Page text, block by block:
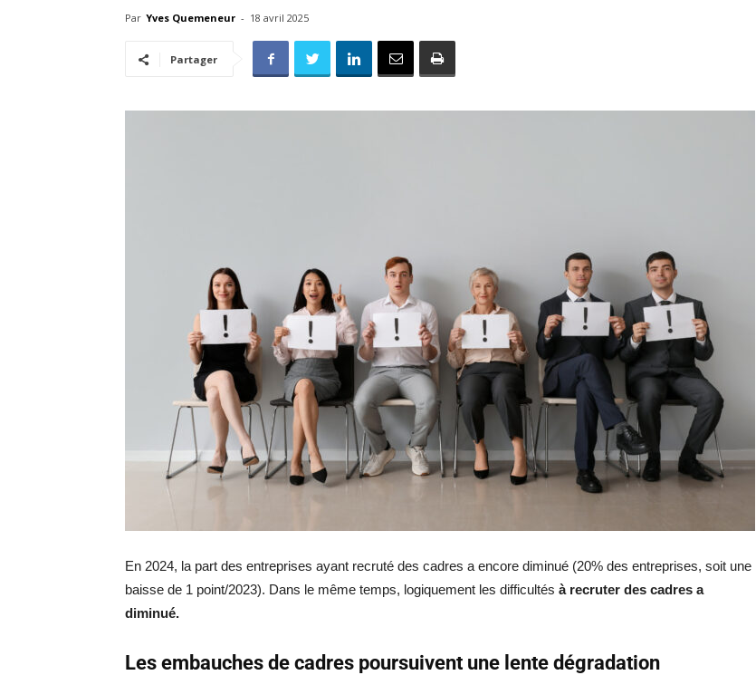
–
Hebdo25
Par Yves Quemeneur - 18 avril 2025
Partager
En 2024, la part des entreprises ayant recruté des cadres a encore diminué (20% des entreprises, soit une
baisse de 1 point/2023). Dans le même temps, logiquement les difficultés à recruter des cadres a
diminué.
Les embauches de cadres poursuivent une lente dégradation